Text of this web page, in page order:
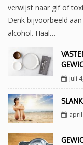
verwijst naar gif of
Denk bijvoorbeeld
alcohol. Haal…
juli